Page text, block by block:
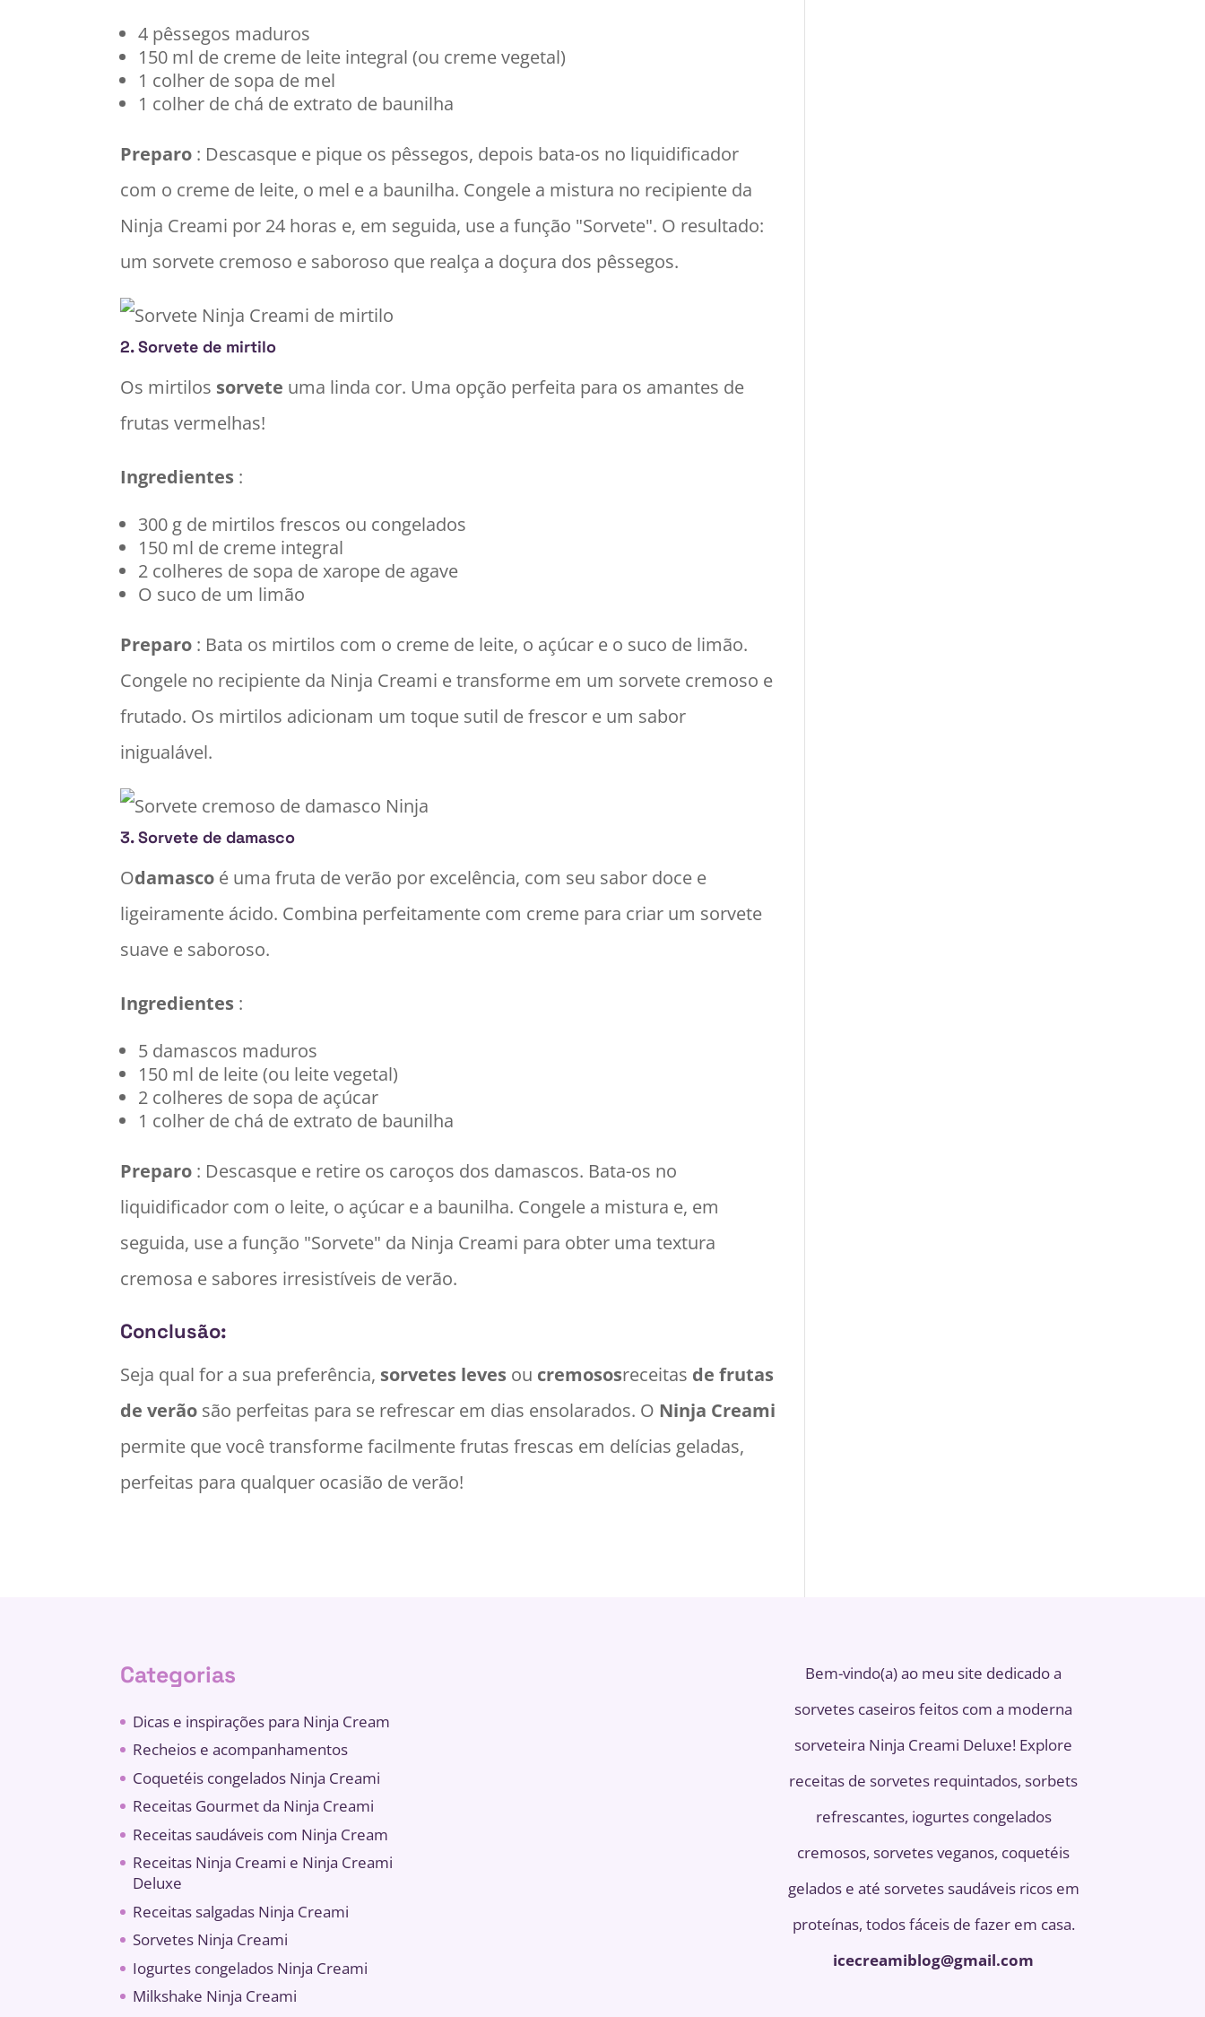
4 pêssegos maduros
150 ml de creme de leite integral (ou creme vegetal)
1 colher de sopa de mel
1 colher de chá de extrato de baunilha
Preparo : Descasque e pique os pêssegos, depois bata-os no liquidificador
com o creme de leite, o mel e a baunilha. Congele a mistura no recipiente da
Ninja Creami por 24 horas e, em seguida, use a função "Sorvete". O resultado:
um sorvete cremoso e saboroso que realça a doçura dos pêssegos.
2.Sorvete de mirtilo
Os mirtilos sorvete uma linda cor. Uma opção perfeita para os amantes de
frutas vermelhas!
Ingredientes :
300 g de mirtilos frescos ou congelados
150 ml de creme integral
2 colheres de sopa de xarope de agave
O suco de um limão
Preparo : Bata os mirtilos com o creme de leite, o açúcar e o suco de limão.
Congele no recipiente da Ninja Creami e transforme em um sorvete cremoso e
frutado. Os mirtilos adicionam um toque sutil de frescor e um sabor
inigualável.
3.Sorvete de damasco
Odamasco é uma fruta de verão por excelência, com seu sabor doce e
ligeiramente ácido. Combina perfeitamente com creme para criar um sorvete
suave e saboroso.
Ingredientes :
5 damascos maduros
150 ml de leite (ou leite vegetal)
2 colheres de sopa de açúcar
1 colher de chá de extrato de baunilha
Preparo : Descasque e retire os caroços dos damascos. Bata-os no
liquidificador com o leite, o açúcar e a baunilha. Congele a mistura e, em
seguida, use a função "Sorvete" da Ninja Creami para obter uma textura
cremosa e sabores irresistíveis de verão.
Conclusão:
Seja qual for a sua preferência, sorvetes leves ou cremososreceitas de frutas
de verão são perfeitas para se refrescar em dias ensolarados. O Ninja Creami
permite que você transforme facilmente frutas frescas em delícias geladas,
perfeitas para qualquer ocasião de verão!
Categorias
Dicas e inspirações para Ninja Cream
Recheios e acompanhamentos
Coquetéis congelados Ninja Creami
Receitas Gourmet da Ninja Creami
Receitas saudáveis ​​com Ninja Cream
Receitas Ninja Creami e Ninja Creami
Deluxe
Receitas salgadas Ninja Creami
Sorvetes Ninja Creami
Iogurtes congelados Ninja Creami
Milkshake Ninja Creami
Bem-vindo(a) ao meu site dedicado a
sorvetes caseiros feitos com a moderna
sorveteira Ninja Creami Deluxe! Explore
receitas de sorvetes requintados, sorbets
refrescantes, iogurtes congelados
cremosos, sorvetes veganos, coquetéis
gelados e até sorvetes saudáveis ​​ricos em
proteínas, todos fáceis de fazer em casa.
icecreamiblog@gmail.com